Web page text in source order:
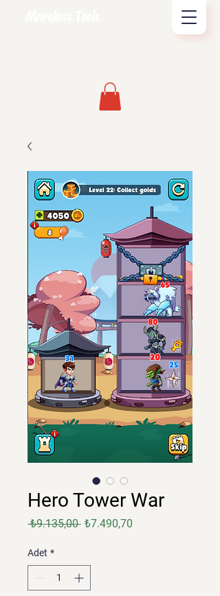
Hero Tower War
₺9.135,00 Normal
₺7.490,70
Adet *